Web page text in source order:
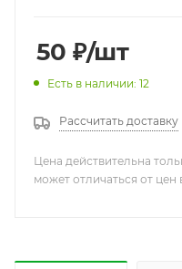
50 ₽/шт
Есть в наличии: 12
Рассчитать доставку
Цена действительна
может отличаться от цен